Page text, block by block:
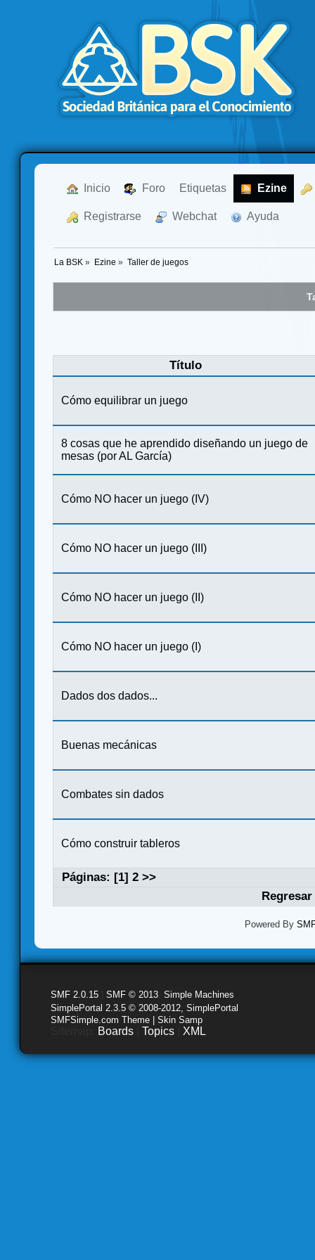
Inicio Foro Etiquetas Ezine
Registrarse Webchat Ayuda
La BSK » Ezine » Taller de juegos
Título
Cómo equilibrar un juego
8 cosas que he aprendido diseñando un juego de
mesas (por AL García)
Cómo NO hacer un juego (IV)
Cómo NO hacer un juego (III)
Cómo NO hacer un juego (II)
Cómo NO hacer un juego (I)
Dados dos dados...
Buenas mecánicas
Combates sin dados
Cómo construir tableros
Páginas: [1] 2 >>
Powered By
SMF 2.0.15 SMF © 2013 Simple Machines
SimplePortal 2.3.5 © 2008-2012, SimplePortal
SMFSimple.com Theme | Skin Samp
Boards Topics XML